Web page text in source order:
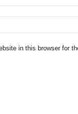
in this browser for